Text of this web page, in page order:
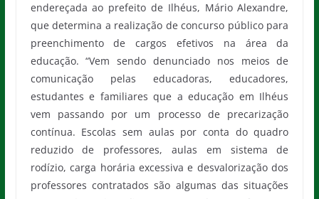
endereçada ao prefeito de Ilhéus, Mário Alexandre,
que determina a realização de concurso público para
preenchimento de cargos efetivos na área da
educação. “Vem sendo denunciado nos meios de
comunicação pelas educadoras, educadores,
estudantes e familiares que a educação em Ilhéus
vem passando por um processo de precarização
contínua. Escolas sem aulas por conta do quadro
reduzido de professores, aulas em sistema de
rodízio, carga horária excessiva e desvalorização dos
professores contratados são algumas das situações